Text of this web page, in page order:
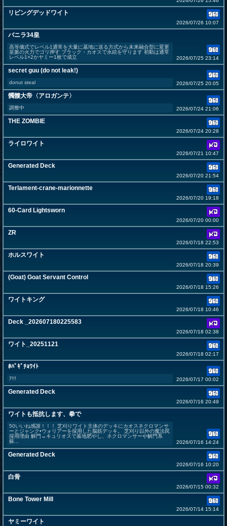
リビングデッドワイト
2026/07/26 10:07
バニラ34皇
高等儀式でレベル1通常を大量に墓地に送る方式から未来融合型に変更
皇脈の火力でゴリ押す ブラック・カオスで永続を守ります 初動は通常
レベル1×2かヤミー1枚で成立
2026/07/25 23:14
secret guu (do not leak!)
donut steal 2026/07/25 20:05
髑髏大帝〈アロガンテ〉
調整中 2026/07/24 21:06
THE ZOMBIE
2026/07/24 20:28
ライロワイト
2026/07/21 10:47
Generated Deck
2026/07/20 21:54
Terlament-crane-marionnette
2026/07/20 19:18
60-Card Lightsworn
2026/07/20 00:00
ZR
2026/07/18 22:53
ホルスワイト
2026/07/18 20:39
(Goat) Goat Servant Control
2026/07/18 15:26
ワイトキング
2026/07/18 10:46
Deck _202607180225583
2026/07/18 02:38
ワイト_20251121
2026/07/18 02:17
ﾎﾊﾞｷﾞﾁｮﾜｲﾄ
ｱ!!! 2026/07/17 00:02
Generated Deck
2026/07/16 20:49
ワイトも抵抗します、拳で
50いいね感謝！！！ 芝刈りワイト主体のデッキにカオスネクロマンサ
ーとジャンク•ウォリアーを採用した脳筋デッキ。 芝刈り以外の魔法罠
採用理由 解門→キュリオスで墓地肥やし、ネクロマンサーや解門系
蘇...
2026/07/16 14:24
Generated Deck
2026/07/16 10:20
白骨
2026/07/15 00:32
Bone Tower Mill
2026/07/14 15:14
ヤミーワイト